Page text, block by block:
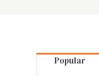
Popular